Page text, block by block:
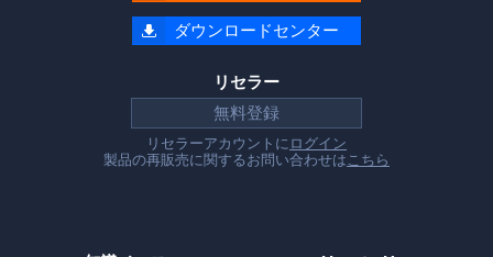
 ダウンロードセンター
リセラー
無料登録
リセラーアカウントに ログイン
製品の再販売に関するお問い合わせは こちら